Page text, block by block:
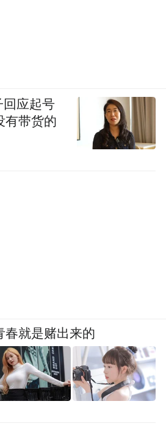
回应起号
有带货的
春就是赌出来的